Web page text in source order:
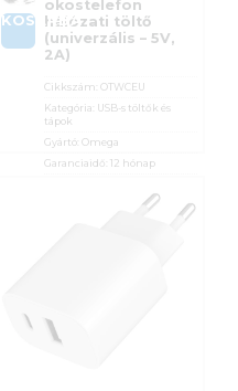
KOSÁRBA
okostelefon
hálózati töltő
(univerzális – 5V,
2A)
Cikkszám: OTWCEU
Kategória: USB-s töltők és
tápok
Gyártó: Omega
Garanciaidő: 12 hónap